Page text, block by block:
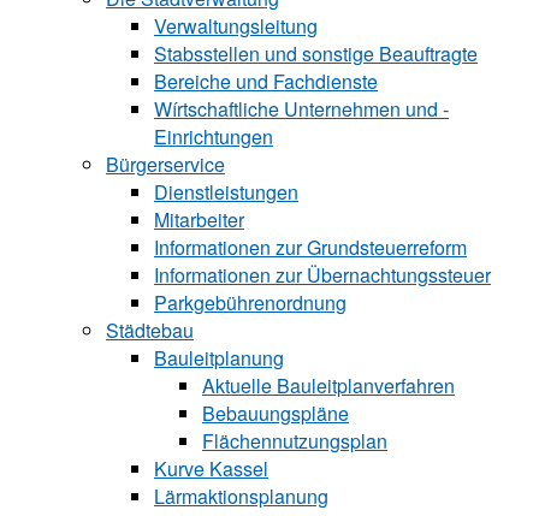
Verwaltungsleitung
Stabsstellen und ­sonstige Beauftragte
Bereiche und ­Fachdienste
Wírtschaftliche ­Unternehmen und ­
Einrichtungen
Bürgerservice
Dienstleistungen
Mitarbeiter
Informationen zur Grund‍steu‍er‍re‍form
Informationen zur Über‍nachtungssteuer
Parkgebührenordnung
Städtebau
Bauleitplanung
Aktuelle Bauleitplanverfahren
Bebauungspläne
Flächennutzungsplan
Kurve Kassel
Lärmaktionsplanung